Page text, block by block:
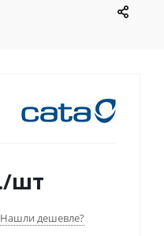
/шт
Нашли дешевле?